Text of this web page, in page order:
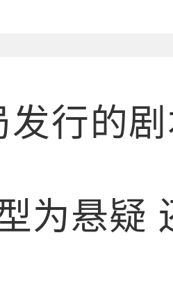
行的剧
为悬疑